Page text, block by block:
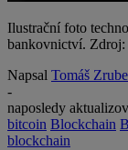
Ilustrační foto
bankovnictví. Zdroj:
Napsal Tomáš
-
naposledy
bitcoin Blockchain
blockchain